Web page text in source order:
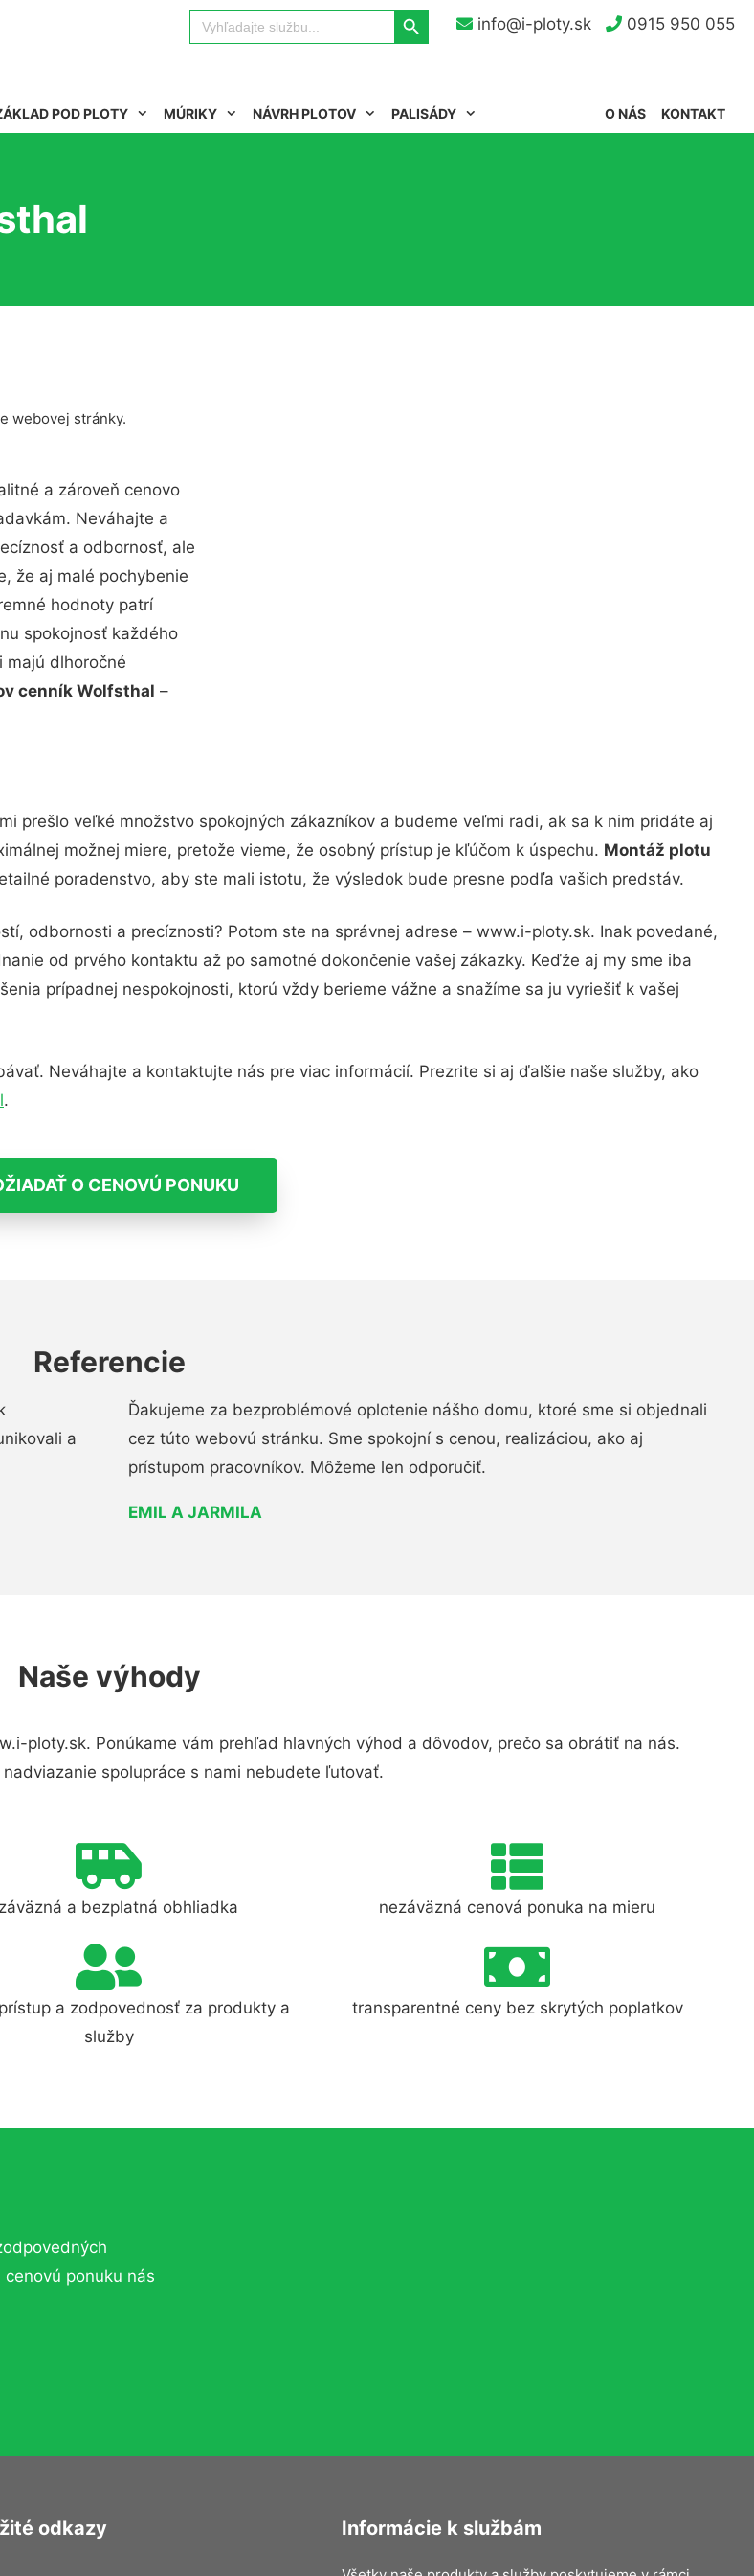
info@i-ploty.sk 0915 950 055
Search
for:
Search Button
POD PLOTY MÚRIKY NÁVRH PLOTOV PALISÁDY KONTAKT
O NÁS
webovej stránky.
a zároveň cenovo
Neváhajte a
a odbornosť, ale
že aj malé pochybenie
hodnoty patrí
spokojnosť každého
majú dlhoročné
cenník Wolfsthal –
prešlo veľké množstvo spokojných zákazníkov a budeme veľmi radi, ak sa k nim pridáte aj
možnej miere, pretože vieme, že osobný prístup je kľúčom k úspechu. Montáž plotu
poradenstvo, aby ste mali istotu, že výsledok bude presne podľa vašich predstáv.
odbornosti a precíznosti? Potom ste na správnej adrese – www.i-ploty.sk. Inak povedané,
od prvého kontaktu až po samotné dokončenie vašej zákazky. Keďže aj my sme iba
prípadnej nespokojnosti, ktorú vždy berieme vážne a snažíme sa ju vyriešiť k vašej
Neváhajte a kontaktujte nás pre viac informácií. Prezrite si aj ďalšie naše služby, ako
.
O CENOVÚ PONUKU
Referencie
a
Ďakujeme za bezproblémové oplotenie nášho domu, ktoré sme si objednali
cez túto webovú stránku. Sme spokojní s cenou, realizáciou, ako aj
prístupom pracovníkov. Môžeme len odporučiť.
EMIL A JARMILA
Naše výhody
ploty.sk. Ponúkame vám prehľad hlavných výhod a dôvodov, prečo sa obrátiť na nás.
spolupráce s nami nebudete ľutovať.
a bezplatná obhliadka nezáväzná cenová ponuka na mieru
a zodpovednosť za produkty a
služby
transparentné ceny bez skrytých poplatkov
ponuku nás
odkazy Informácie k službám